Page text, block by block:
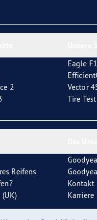
2
Eagle
Vector
Tire
Reifens
Kontakt
Karriere